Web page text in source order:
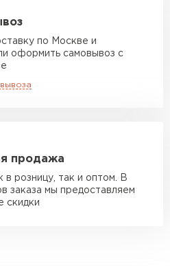
м3
от 7 000 руб
м
С ДОСТАВКОЙ
по Москве и
оформить самовывоз с
продажа
розницу, так и оптом. В
заказа мы предоставляем
скидки